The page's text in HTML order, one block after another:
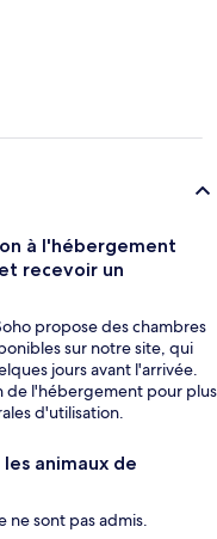
à l'hébergement
recevoir un
propose des chambres
sur notre site, qui
jours avant l'arrivée.
de l'hébergement pour plus
d'utilisation.
animaux de
ne sont pas admis.